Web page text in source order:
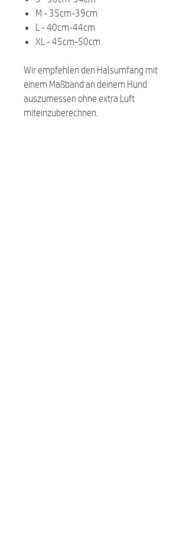
M - 35cm-39cm
L - 40cm-44cm
XL - 45cm-50cm
Wir empfehlen den Halsumfang mit
einem Maßband an deinem Hund
auszumessen ohne extra Luft
miteinzuberechnen.